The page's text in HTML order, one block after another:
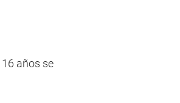
años se